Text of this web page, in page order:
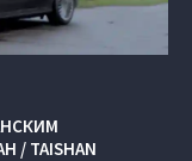
/ TAISHAN